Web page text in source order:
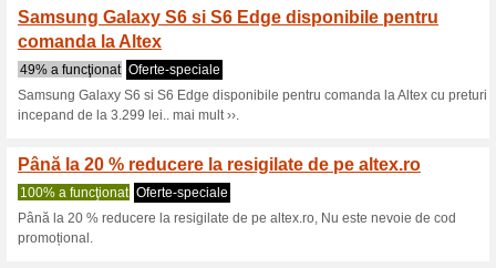
Oferta Black Friday
51% a funcţionat
Cupon
Cele mai mari reduceri din
cumpara de black friday la